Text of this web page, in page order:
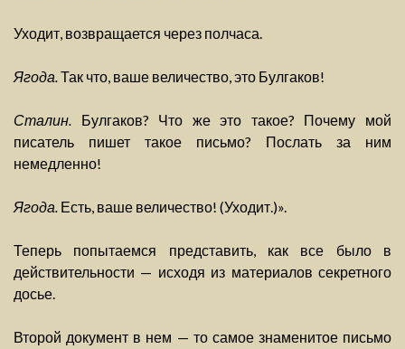
Уходит, возвращается через полчаса.
Ягода.Так что, ваше величество, это Булгаков!
Сталин. Булгаков? Что же это такое? Почему мой
писатель пишет такое письмо? Послать за ним
немедленно!
Ягода. Есть, ваше величество! (Уходит.)».
Теперь попытаемся представить, как все было в
действительности — исходя из материалов секретного
досье.
Второй документ в нем — то самое знаменитое письмо